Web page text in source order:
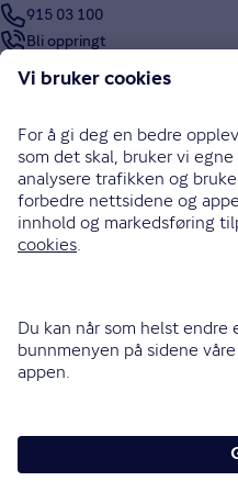
915 03 100
Bli oppringt
Instagram
Endre cookieinnstillinger
Informasjonskapsler (cookies)
Personvern og sikkerhet
Vilkår for bruk av nettsidene
Finansportalen.no
Opphavsrett © Gjensidige